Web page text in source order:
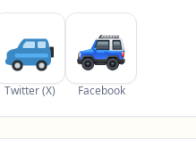
Twitter (X) Facebook